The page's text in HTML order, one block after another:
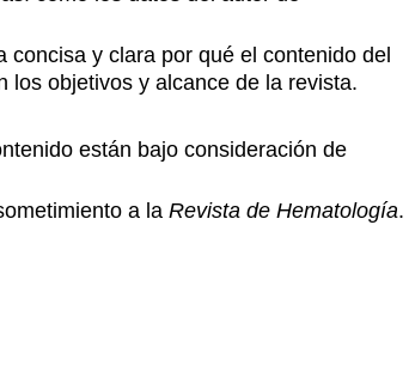
y clara por qué el contenido del
los objetivos y alcance de la revista.
están bajo consideración de
a la Revista de Hematología.